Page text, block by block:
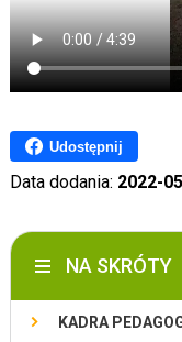
Udostępnij
Data dodania: 2022-
NA SKRÓTY
KADRA